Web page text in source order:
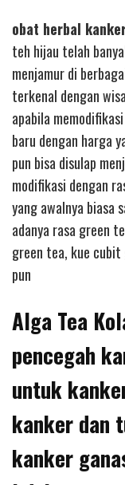
obat herbal
teh hijau telah
menjamur di
terkenal dengan
apabila
baru dengan harga
pun bisa disulap
modifikasi dengan
yang awalnya biasa
adanya rasa green
green tea, kue
pun
Alga Tea
pencegah
untuk
kanker dan
kanker